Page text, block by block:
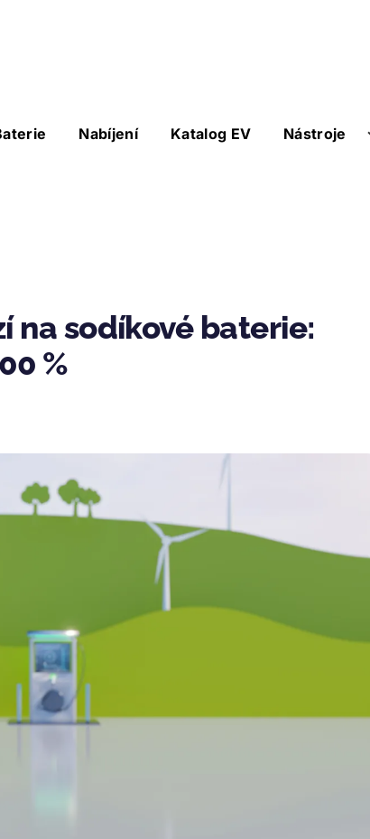
Nabíjení Katalog EV Nástroje
na sodíkové baterie:
%